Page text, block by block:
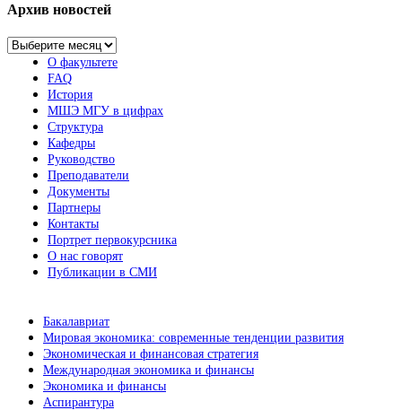
Архив новостей
Архив
новостейО факультете
FAQ
История
МШЭ МГУ в цифрах
Структура
Кафедры
Руководство
Преподаватели
Документы
Партнеры
Контакты
Портрет первокурсника
О нас говорят
Публикации в СМИ
Бакалавриат
Мировая экономика: современные тенденции развития
Экономическая и финансовая стратегия
Международная экономика и финансы
Экономика и финансы
Аспирантура